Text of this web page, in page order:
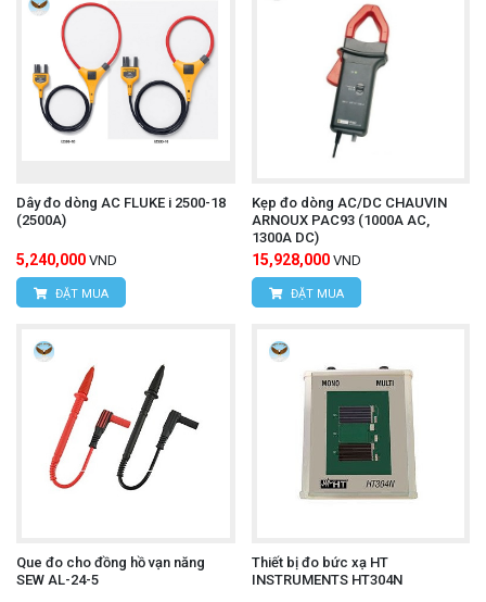
Dây đo dòng AC FLUKE i 2500-18
(2500A)
5,240,000 VND
ĐẶT MUA
Kẹp đo dòng AC/DC CHAUVIN
ARNOUX PAC93 (1000A AC,
1300A DC)
15,928,000 VND
ĐẶT MUA
Que đo cho đồng hồ vạn năng
SEW AL-24-5
Thiết bị đo bức xạ HT
INSTRUMENTS HT304N